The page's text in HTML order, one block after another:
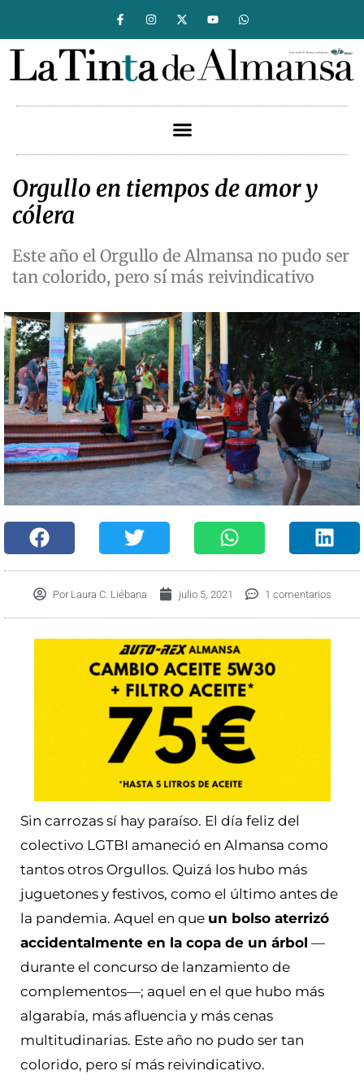
Orgullo en tiempos de amor y
cólera
Este año el Orgullo de Almansa no pudo ser
tan colorido, pero sí más reivindicativo
PorLaura C. Liébana julio 5, 2021 1 comentarios
Sin carrozas sí hay paraíso. El día feliz del
colectivo LGTBI amaneció en Almansa como
tantos otros Orgullos. Quizá los hubo más
juguetones y festivos, como el último antes de
la pandemia. Aquel en que un bolso aterrizó
accidentalmente en la copa de un árbol —
durante el concurso de lanzamiento de
complementos—; aquel en el que hubo más
algarabía, más afluencia y más cenas
multitudinarias. Este año no pudo ser tan
colorido, pero sí más reivindicativo.